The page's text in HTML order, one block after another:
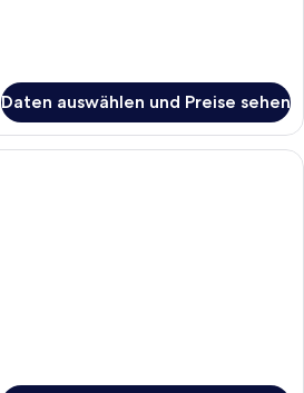
Daten auswählen und Preise sehen
Hochwertige Bettwaren, Pillowtop-